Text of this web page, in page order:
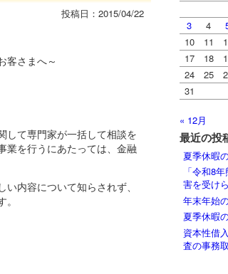
投稿日：2015/04/22
客さまへ～
して専門家が一括して相談を
業を行うにあたっては、金融
内容について知らされず、
3
4
10
11
17
18
24
25
31
« 12月
最近の投
夏季休暇
「令和8
害を受け
年末年始
夏季休暇
資本性借
査の事務